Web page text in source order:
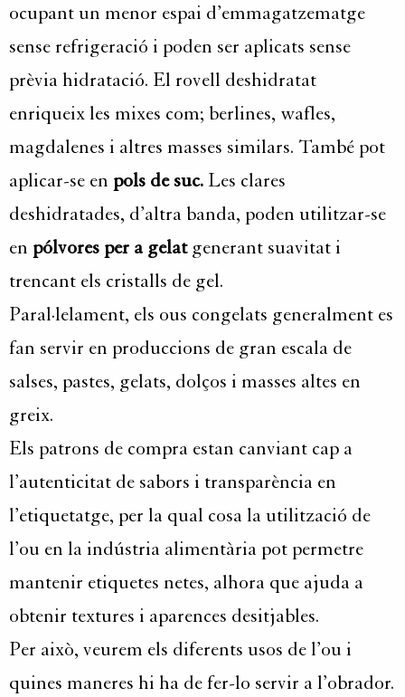
ocupant un menor espai d’emmagatzematge
sense refrigeració i poden ser aplicats sense
prèvia hidratació. El rovell deshidratat
enriqueix les mixes com; berlines, wafles,
magdalenes i altres masses similars. També pot
aplicar-se en pols de suc. Les clares
deshidratades, d’altra banda, poden utilitzar-se
en pólvores per a gelat generant suavitat i
trencant els cristalls de gel.
Paral·lelament, els ous congelats generalment es
fan servir en produccions de gran escala de
salses, pastes, gelats, dolços i masses altes en
greix.
Els patrons de compra estan canviant cap a
l’autenticitat de sabors i transparència en
l’etiquetatge, per la qual cosa la utilització de
l’ou en la indústria alimentària pot permetre
mantenir etiquetes netes, alhora que ajuda a
obtenir textures i aparences desitjables.
Per això, veurem els diferents usos de l’ou i
quines maneres hi ha de fer-lo servir a l’obrador.